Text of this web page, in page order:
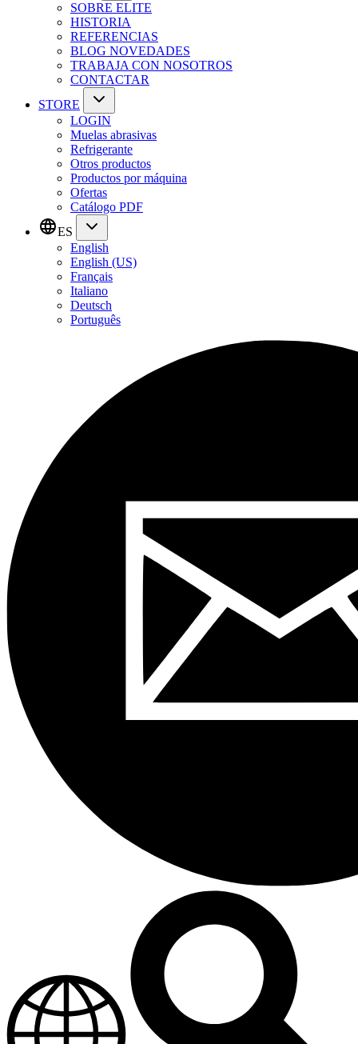
SOBRE ELITE
HISTORIA
REFERENCIAS
BLOG NOVEDADES
TRABAJA CON NOSOTROS
CONTACTAR
STORE
LOGIN
Muelas abrasivas
Refrigerante
Otros productos
Productos por máquina
Ofertas
Catálogo PDF
ES
English
English (US)
Français
Italiano
Deutsch
Português